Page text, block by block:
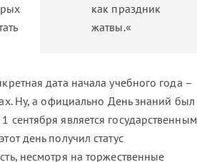
как праздник
жатвы.«
дата начала учебного года –
Ну, а официально День знаний был
является государственным
день получил статус
несмотря на торжественные